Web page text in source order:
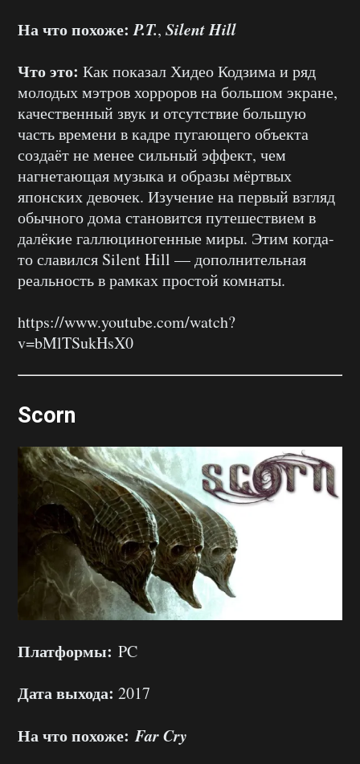
На что похоже: P.T., Silent Hill
Что это: Как показал Хидео Кодзима и ряд
молодых мэтров хорроров на большом экране,
качественный звук и отсутствие большую
часть времени в кадре пугающего объекта
создаёт не менее сильный эффект, чем
нагнетающая музыка и образы мёртвых
японских девочек. Изучение на первый взгляд
обычного дома становится путешествием в
далёкие галлюциногенные миры. Этим когда-
то славился Silent Hill — дополнительная
реальность в рамках простой комнаты.
https://www.youtube.com/watch?
v=bMlTSukHsX0
Scorn
Платформы: PC
Дата выхода: 2017
На что похоже: Far Cry